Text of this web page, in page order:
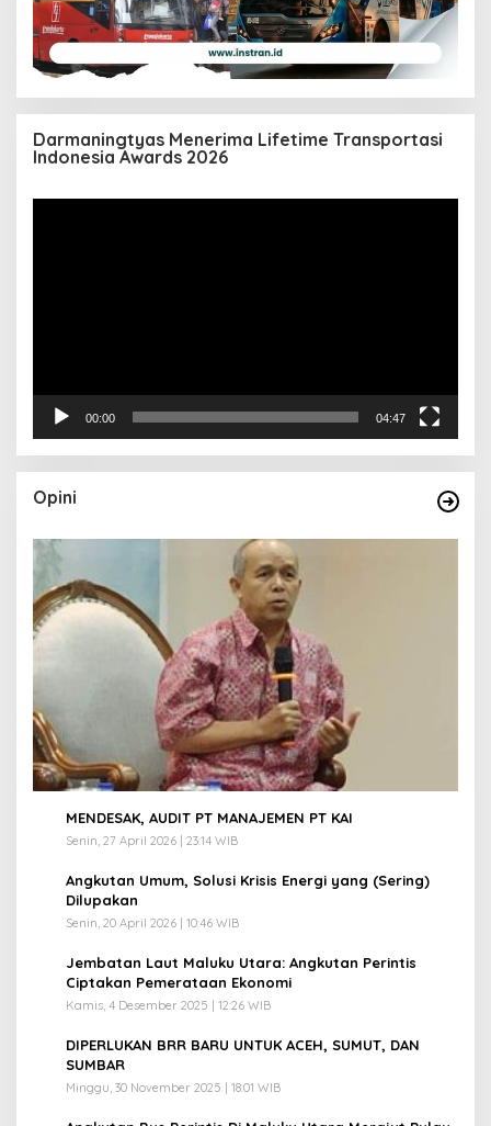
Darmaningtyas Menerima Lifetime Transportasi
Indonesia Awards 2026
00:00 04:47
Opini
MENDESAK, AUDIT PT MANAJEMEN PT KAI
Senin, 27 April 2026 | 23:14 WIB
Angkutan Umum, Solusi Krisis Energi yang (Sering)
Dilupakan
Senin, 20 April 2026 | 10:46 WIB
Jembatan Laut Maluku Utara: Angkutan Perintis
Ciptakan Pemerataan Ekonomi
Kamis, 4 Desember 2025 | 12:26 WIB
DIPERLUKAN BRR BARU UNTUK ACEH, SUMUT, DAN
SUMBAR
Minggu, 30 November 2025 | 18:01 WIB